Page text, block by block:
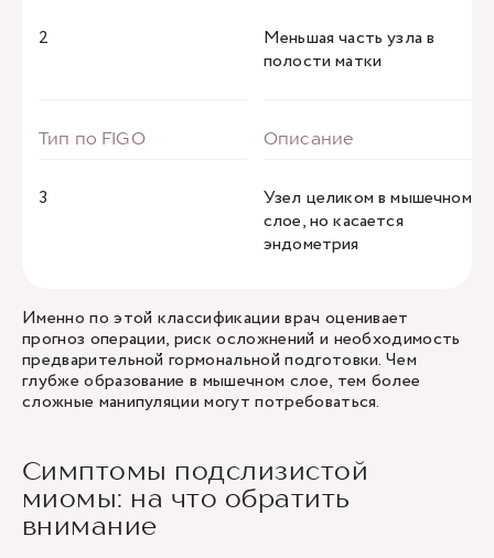
2
Меньшая часть узла в
полости матки
3
Узел целиком в мышечном
слое, но касается
эндометрия
Именно по этой классификации врач оценивает
прогноз операции, риск осложнений и необходимость
предварительной гормональной подготовки. Чем
глубже образование в мышечном слое, тем более
сложные манипуляции могут потребоваться.
Симптомы подслизистой
миомы: на что обратить
внимание